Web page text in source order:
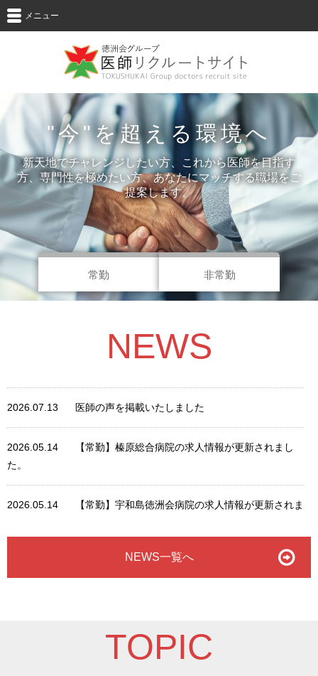
メニュー
"今"を超える環境へ
新天地でチャレンジしたい方、これから医師を目指す
方、専門性を極めたい方、あなたにマッチする職場をご
提案します。
常勤 非常勤
NEWS
2026.07.13 医師の声を掲載いたしました
2026.05.14
【常勤】榛原総合病院の求人情報が更新されまし
た。
2026.05.14
【常勤】宇和島徳洲会病院の求人情報が更新されま
NEWS一覧へ
TOPIC